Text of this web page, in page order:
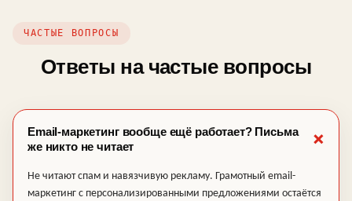
ЧАСТЫЕ ВОПРОСЫ
Ответы на частые вопросы
Email-маркетинг вообще ещё работает? Письма
же никто не читает
Не читают спам и навязчивую рекламу. Грамотный email-
маркетинг с персонализированными предложениями остаётся